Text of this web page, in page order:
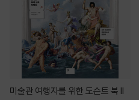
미술관 여행자를 위한 도슨트 북 II